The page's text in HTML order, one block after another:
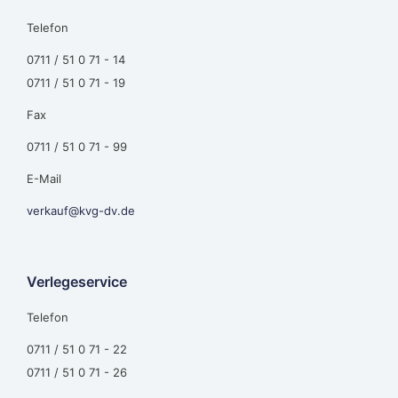
Telefon
0711 / 51 0 71 - 14
0711 / 51 0 71 - 19
Fax
0711 / 51 0 71 - 99
E-Mail
verkauf@kvg-dv.de
Verlegeservice
Telefon
0711 / 51 0 71 - 22
0711 / 51 0 71 - 26